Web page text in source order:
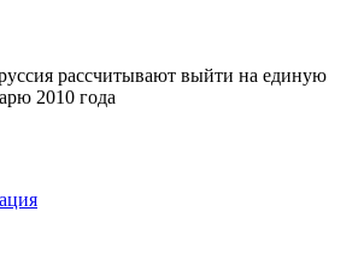
рассчитывают выйти на единую
2010 года